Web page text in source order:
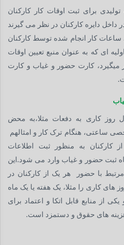
برای ثبت اوقات کار کارکنان
داخل دایره کارکنان در نظر می گیرند
ساعات کار انجام شده توسط کارکنان
ای که به عنوان منبع تعیین اوقات
میگیرد، کارت حضور و غیاب و کارت
روز کاری به دفعات مثلا،به محض
ساعتی، هنگام ترک کار و امثالهم
کارکنان به منظور ثبت اطلاعات
ثبت حضور و غیاب وارد می شود.این
با حضور هر یک از کارکنان در
های کاری را مثلا، یک هفته یا یک ماه
از منابع قابل اتکا و اعتماد برای
های حقوق و دستمزد است.